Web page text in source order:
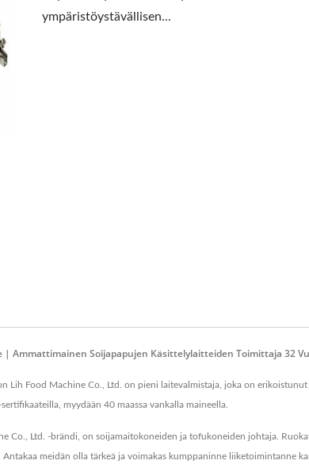
ympäristöystävällisen...
Ammattimainen Soijapapujen Käsittelylaitteiden Toimittaja 32
Lih Food Machine Co., Ltd. on pieni laitevalmistaja, joka on
myydään 40 maassa vankalla maineella.
Co., Ltd. -brändi, on soijamaitokoneiden ja tofukoneiden johtaja.
meidän olla tärkeä ja voimakas kumppaninne liiketoimintanne